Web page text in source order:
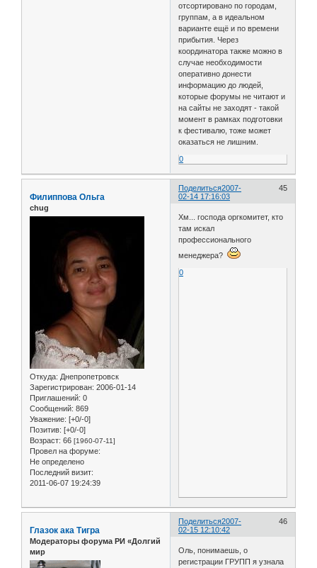
отсортировано по городам,
группам, а в идеальном
варианте ещё и по времени
прибытия. Через
координатора также можно в
случае необходимости
оперативно донести
информацию до людей,
которые форумы не читают и
на сайты не заходят - такой
момент в рамках подготовки
к фестивалю, тоже может
оказаться не лишним.
0
Поделиться 45
2007-
02-14 17:16:03
Филиппова Ольга
chug
Откуда: Днепропетровск
Зарегистрирован: 2006-01-14
Приглашений: 0
Сообщений: 869
Уважение: [+0/-0]
Позитив: [+0/-0]
Возраст: 66 [1960-07-11]
Провел на форуме:
Не определено
Последний визит:
2011-06-07 19:24:39
Хм... господа оргкомитет, кто
там искал
профессионального
менеджера?
0
Поделиться 46
2007-
02-15 12:10:42
Глазок ака Тигра
Модераторы форума РИ «Долгий
мир
Оль, понимаешь, о
регистрации ГРУПП я узнала